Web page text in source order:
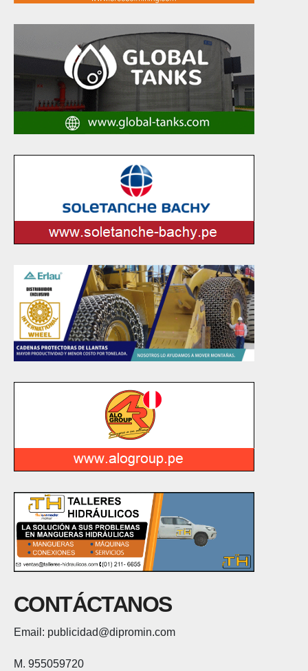
CONTÁCTANOS
Email: publicidad@dipromin.com
M. 955059720